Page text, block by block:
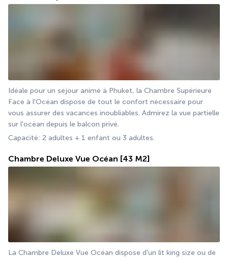
Idéale pour un séjour animé à Phuket, la Chambre Supérieure
Face à l'Océan dispose de tout le confort nécessaire pour
vous assurer des vacances inoubliables. Admirez la vue partielle
sur l'océan depuis le balcon privé.
Capacité: 2 adultes + 1 enfant ou 3 adultes.
Chambre Deluxe Vue Océan [43 M2]
La Chambre Deluxe Vue Océan dispose d'un lit king size ou de